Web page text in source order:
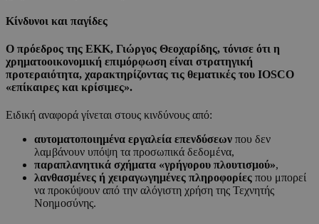
Κίνδυνοι και παγίδες
Ο πρόεδρος της ΕΚΚ, Γιώργος Θεοχαρίδης, τόνισε ότι η
χρηματοοικονομική επιμόρφωση είναι στρατηγική
προτεραιότητα, χαρακτηρίζοντας τις θεματικές του IOSCO
«επίκαιρες και κρίσιμες».
Ειδική αναφορά γίνεται στους κινδύνους από:
αυτοματοποιημένα εργαλεία επενδύσεων που δεν
λαμβάνουν υπόψη τα προσωπικά δεδομένα,
παραπλανητικά σχήματα «γρήγορου πλουτισμού»,
λανθασμένες ή χειραγωγημένες πληροφορίες που μπορεί
να προκύψουν από την αλόγιστη χρήση της Τεχνητής
Νοημοσύνης.